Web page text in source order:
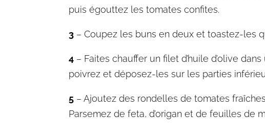
puis égouttez les tomates confites.
3 – Coupez les buns en deux et toastez-les
4 – Faites chauffer un filet d’huile d’olive
poivrez et déposez-les sur les parties
5 – Ajoutez des rondelles de tomates
Parsemez de feta, d’origan et de feuilles de